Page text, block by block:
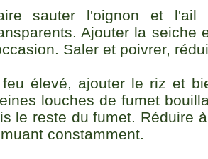
sauter l'oignon et
Ajouter la
Saler et poivrer,
élevé, ajouter le riz et
louches de fumet
le reste du fumet. Réduire
constamment.